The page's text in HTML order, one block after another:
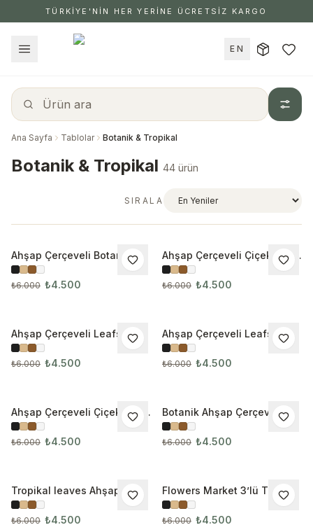
TÜRKİYE'NİN HER YERİNE ÜCRETSİZ KARGO
EN
Ana Sayfa Tablolar Botanik & Tropikal
Botanik & Tropikal 44 ürün
SIRALA
İNDIRIM
Ahşap Çerçeveli Botanik
3’lü Tablo Seti
₺6.000 ₺4.500
İNDIRIM
Ahşap Çerçeveli Çiçek 3’lü
Tablo Seti 3030
₺6.000 ₺4.500
İNDIRIM
Ahşap Çerçeveli Leafs 3’lü
Tablo Seti 3034
₺6.000 ₺4.500
İNDIRIM
Ahşap Çerçeveli Leafs 3’lü
Tablo Seti 3035
₺6.000 ₺4.500
İNDIRIM
Ahşap Çerçeveli Çiçek 3’lü
Tablo Seti 3066
₺6.000 ₺4.500
İNDIRIM
Botanik Ahşap Çerçeveli
3’lü Tablo Seti
₺6.000 ₺4.500
İNDIRIM
Tropikal leaves Ahşap
Çerçeveli 3’lü Tablo Seti
₺6.000 ₺4.500
İNDIRIM
Flowers Market 3’lü Tablo
Seti 3188
₺6.000 ₺4.500